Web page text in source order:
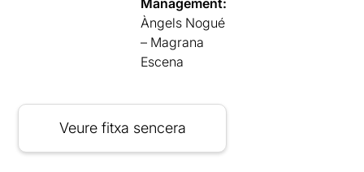
Àngels Nogué
– Magrana
Escena
Veure fitxa sencera